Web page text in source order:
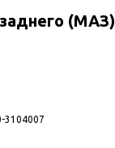
(МАЗ)
3104007